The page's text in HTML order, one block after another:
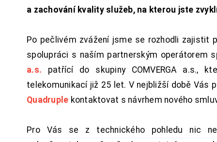
a zachování kvality služeb, na kterou jste
Po pečlivém zvážení jsme se rozhodli zajistit
spolupráci s naším partnerským operátorem
a.s. patřící do skupiny COMVERGA a.s.,
telekomunikací již 25 let. V nejbližší době Vás
Quadruple kontaktovat s návrhem nového
Pro Vás se z technického pohledu nic